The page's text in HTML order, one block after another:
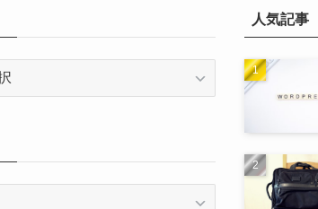
人気記事